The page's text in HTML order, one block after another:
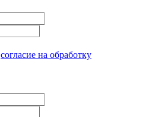
согласие на обработку